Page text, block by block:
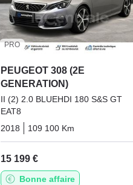
PRO
PEUGEOT 308 (2E
GENERATION)
II (2) 2.0 BLUEHDI 180 S&S GT
EAT8
2018
109 100 Km
15 199 €
Bonne affaire